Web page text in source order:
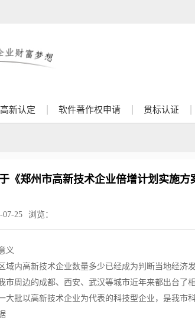
高新认定 软件著作权申请 贯标认证
《郑州市高新技术企业倍增计划实施
07-25 浏览：
义
域内高新技术企业数量多少已经成为判断当地经济
市周边的成都、西安、武汉等城市近年来都出台了
大批以高新技术企业为代表的科技型企业，是我市